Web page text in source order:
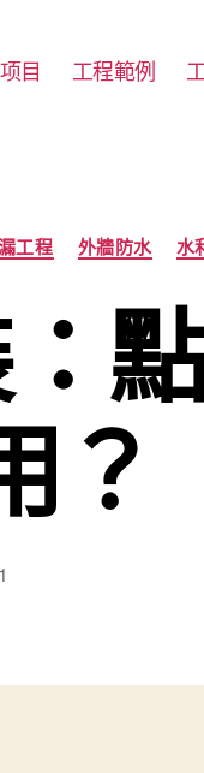
目 工程範例
工程 外牆防水 水
？